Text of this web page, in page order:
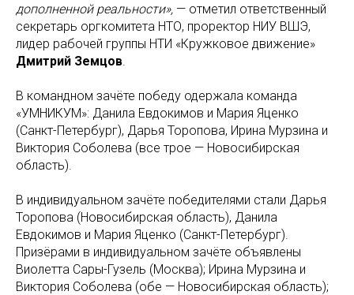
дополненной реальности», — отметил ответственный
секретарь оргкомитета НТО, проректор НИУ ВШЭ,
лидер рабочей группы НТИ «Кружковое движение»
Дмитрий Земцов.
В командном зачёте победу одержала команда
«УМНИКУМ»: Данила Евдокимов и Мария Яценко
(Санкт-Петербург), Дарья Торопова, Ирина Мурзина и
Виктория Соболева (все трое — Новосибирская
область).
В индивидуальном зачёте победителями стали Дарья
Торопова (Новосибирская область), Данила
Евдокимов и Мария Яценко (Санкт-Петербург).
Призёрами в индивидуальном зачёте объявлены
Виолетта Сары-Гузель (Москва); Ирина Мурзина и
Виктория Соболева (обе — Новосибирская область);